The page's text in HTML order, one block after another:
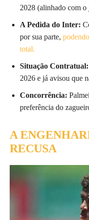
2028 (alinhado com o
A Pedida do Inter:
por sua parte,
total.
Situação Contratual:
2026 e já avisou que
Concorrência:
preferência do
A
RECUSA